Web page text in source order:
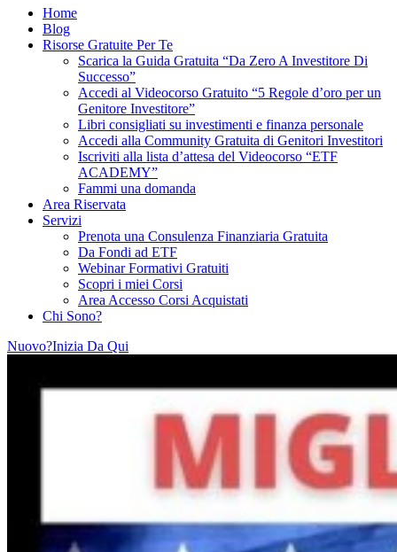
Home
Blog
Risorse Gratuite Per Te
Scarica la Guida Gratuita “Da Zero A Investitore Di
Successo”
Accedi al Videocorso Gratuito “5 Regole d’oro per un
Genitore Investitore”
Libri consigliati su investimenti e finanza personale
Accedi alla Community Gratuita di Genitori Investitori
Iscriviti alla lista d’attesa del Videocorso “ETF
ACADEMY”
Fammi una domanda
Area Riservata
Servizi
Prenota una Consulenza Finanziaria Gratuita
Da Fondi ad ETF
Webinar Formativi Gratuiti
Scopri i miei Corsi
Area Accesso Corsi Acquistati
Chi Sono?
Nuovo?Inizia Da Qui